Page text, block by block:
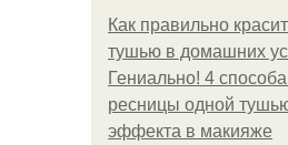
Как правильно
тушью в домашних
Гениально! 4
ресницы одной
эффекта в макияже